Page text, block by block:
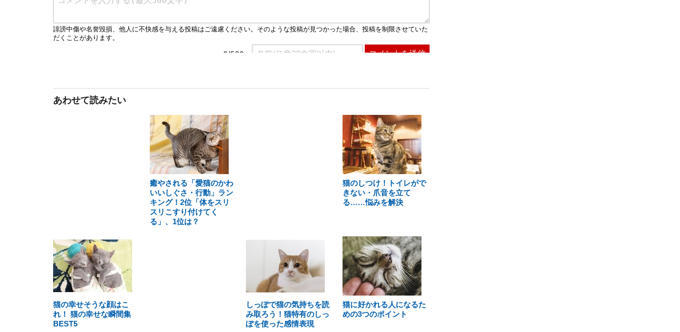
あわせて読みたい
癒やされる「愛猫のかわ
いいしぐさ・行動」ラン
キング！2位「体をスリ
スリこすり付けてく
る」、1位は？
猫のしつけ！トイレがで
きない・爪音を立て
る……悩みを解決
猫の幸せそうな顔はこ
れ！ 猫の幸せな瞬間集
BEST5
しっぽで猫の気持ちを読
み取ろう！猫特有のしっ
ぽを使った感情表現
猫に好かれる人になるた
めの3つのポイント